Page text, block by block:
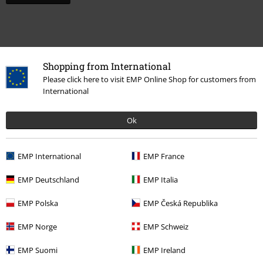
Shopping from International
Please click here to visit EMP Online Shop for customers from
International
Ok
EMP International EMP France
EMP Deutschland EMP Italia
EMP Polska EMP Česká Republika
EMP Norge EMP Schweiz
EMP Suomi EMP Ireland
Więcej kategorii. Więcej możliwości.
Zespoły Paradise Lost
Zespoły
Motywy
Zespoły